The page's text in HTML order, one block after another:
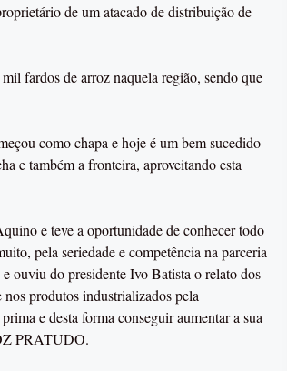
de um atacado de distribuição de
fardos de arroz naquela região, sendo que
como chapa e hoje é um bem sucedido
e também a fronteira, aproveitando esta
e teve a oportunidade de conhecer todo
pela seriedade e competência na parceria
ouviu do presidente Ivo Batista o relato dos
produtos industrializados pela
e desta forma conseguir aumentar a sua
PRATUDO.